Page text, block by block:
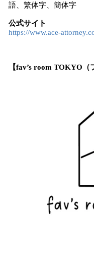
語、繁体字、簡体字
公式サイト
https://www.ace-
【fav’s room TOKYO